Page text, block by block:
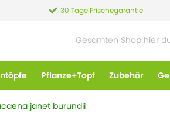
30 Tage Frischegarantie
Pflanze+Topf Zubehör
janet burundii